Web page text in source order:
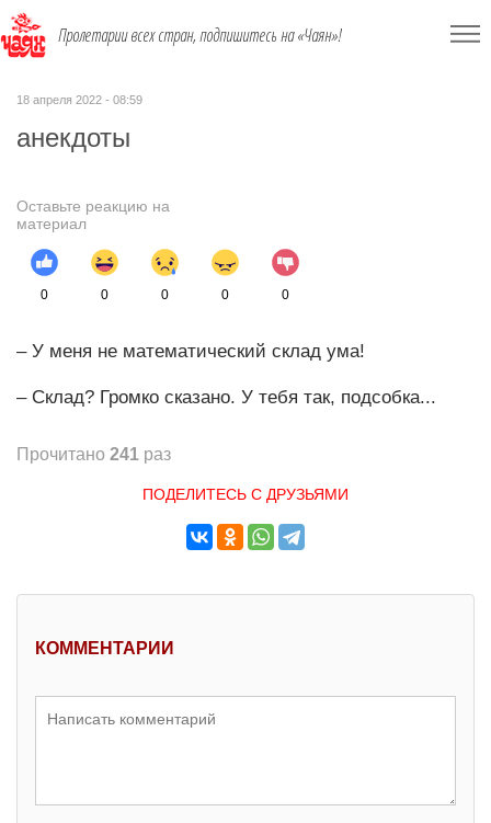
Пролетарии всех стран, подпишитесь на «Чаян»!
18 апреля 2022 - 08:59
анекдоты
Оставьте реакцию на
материал
0 0 0 0 0
– У меня не математический склад ума!
– Склад? Громко сказано. У тебя так, подсобка...
Прочитано 241 раз
ПОДЕЛИТЕСЬ С ДРУЗЬЯМИ
КОММЕНТАРИИ